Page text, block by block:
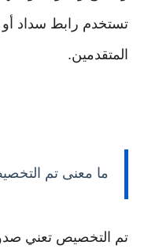
تستخدم رابط سداد
المتقدمين.
ما معنى تم
تم التخصيص تعني